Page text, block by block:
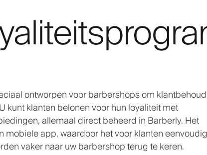
ontworpen voor barbershops om
kunt klanten belonen voor hun loyaliteit met
allemaal direct beheerd in Barberly. Het
app, waardoor het voor klanten
vaker naar uw barbershop terug te keren.